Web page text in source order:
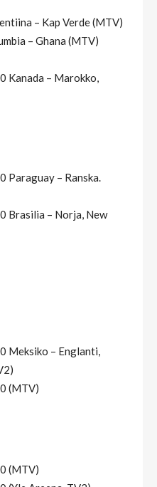
– Kap Verde (MTV)
– Ghana (MTV)
Kanada – Marokko,
Paraguay – Ranska.
Brasilia – Norja, New
Meksiko – Englanti,
(MTV)
(MTV)